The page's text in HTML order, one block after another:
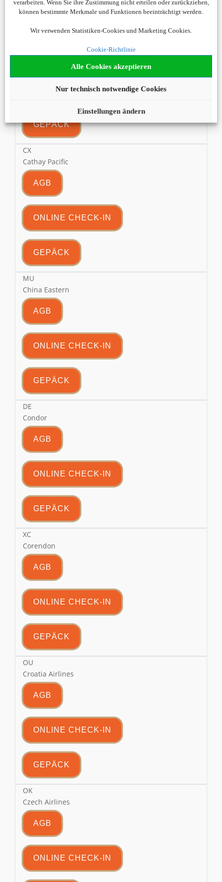
verarbeiten. Wenn Sie ihre Zustimmung nicht erteilen oder zurückziehen,
können bestimmte Merkmale und Funktionen beeinträchtigt werden.
Wir verwenden Statistiken-Cookies und Marketing Cookies.
Cookie-Richtlinie
Alle Cookies akzeptieren
Nur technisch notwendige Cookies
Einstellungen ändern
Caribbean Airlines
AGB
ONLINE CHECK-IN
GEPÄCK
CX
Cathay Pacific
AGB
ONLINE CHECK-IN
GEPÄCK
MU
China Eastern
AGB
ONLINE CHECK-IN
GEPÄCK
DE
Condor
AGB
ONLINE CHECK-IN
GEPÄCK
XC
Corendon
AGB
ONLINE CHECK-IN
GEPÄCK
OU
Croatia Airlines
AGB
ONLINE CHECK-IN
GEPÄCK
OK
Czech Airlines
AGB
ONLINE CHECK-IN